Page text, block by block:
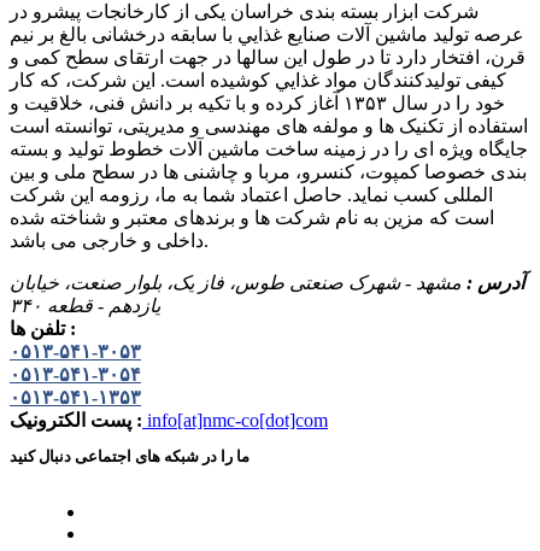
شرکت ابزار بسته بندی خراسان یکی از کارخانجات پیشرو در
عرصه تولید ماشين آلات صنايع غذايي با سابقه درخشانی بالغ بر نیم
قرن، افتخار دارد تا در طول این سالها در جهت ارتقای سطح کمی و
کيفی توليدکنندگان مواد غذايي کوشیده است. این شرکت، که کار
خود را در سال ۱۳۵۳ آغاز کرده و با تکيه بر دانش فنی، خلاقيت و
استفاده از تکنيک ها و مولفه های مهندسی و مديريتی، توانسته است
جايگاه ويژه ای را در زمينه ساخت ماشين آلات خطوط توليد و بسته
بندی خصوصا کمپوت، کنسرو، مربا و چاشنی ها در سطح ملی و بین
المللی کسب نمايد. حاصل اعتماد شما به ما، رزومه این شرکت
است که مزین به نام شرکت ها و برندهای معتبر و شناخته شده
داخلی و خارجی می باشد.
آدرس : مشهد - شهرک صنعتی طوس، فاز یک، بلوار صنعت، خیابان
یازدهم - قطعه ۳۴۰
تلفن ها :
۰۵۱۳-۵۴۱-۳۰۵۳
۰۵۱۳-۵۴۱-۳۰۵۴
۰۵۱۳-۵۴۱-۱۳۵۳
پست الکترونیک : info[at]nmc-co[dot]com
ما را در شبکه های اجتماعی دنبال کنید